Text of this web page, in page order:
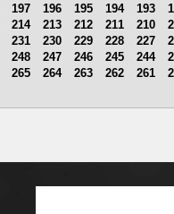
193
194
195
196
197
210
211
212
213
214
227
228
229
230
231
244
245
246
247
248
261
262
263
264
265